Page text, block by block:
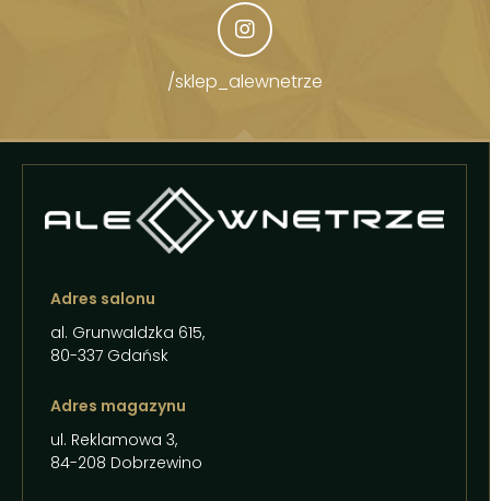
/sklep_alewnetrze
Adres salonu
al. Grunwaldzka 615,
80-337 Gdańsk
Adres magazynu
ul. Reklamowa 3,
84-208 Dobrzewino